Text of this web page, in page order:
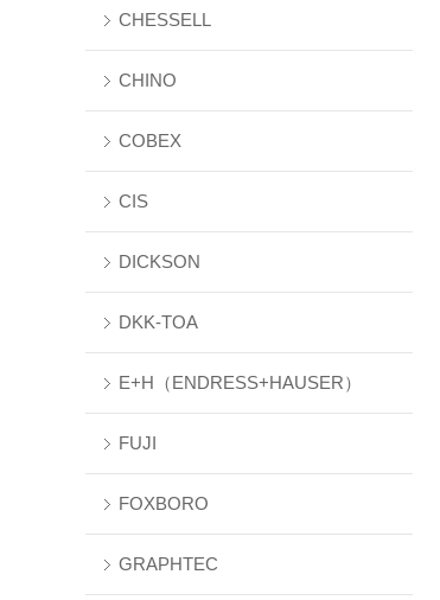
CHESSELL
CHINO
COBEX
CIS
DICKSON
DKK-TOA
E+H（ENDRESS+HAUSER）
FUJI
FOXBORO
GRAPHTEC